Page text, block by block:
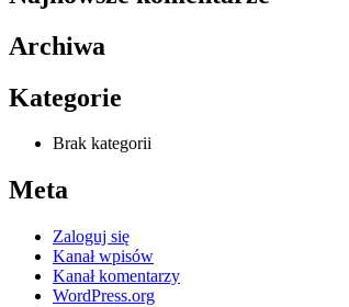
Archiwa
Kategorie
Brak kategorii
Meta
Zaloguj się
Kanał wpisów
Kanał komentarzy
WordPress.org